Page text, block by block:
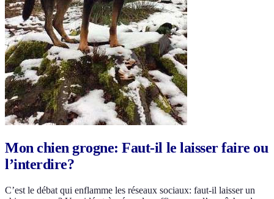
Mon chien grogne: Faut-il le laisser faire ou
l’interdire?
C’est le débat qui enflamme les réseaux sociaux: faut-il laisser un